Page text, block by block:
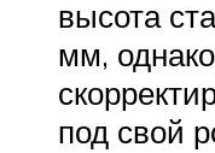
высота
мм,
под свой